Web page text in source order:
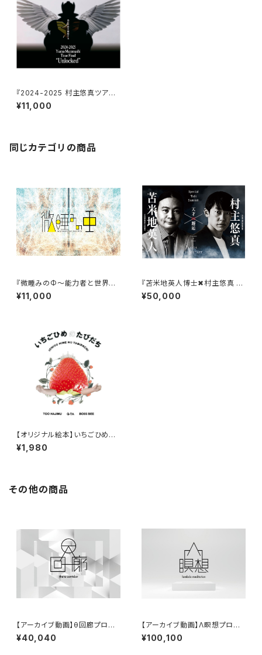
『2024-2025 村主悠真ツアー
ファイナル『Unlocked』』
¥11,000
同じカテゴリの商品
『微睡みのΦ～能力者と世界平
和～』【視聴期限2026年8月15
日まで】
¥11,000
『苫米地英人博士✖村主悠真 特
別対談講演』【視聴期限2026年
8月15日まで】
¥50,000
【オリジナル絵本】いちごひめの
たびだち
¥1,980
その他の商品
【アーカイブ動画】θ回廊プログ
ラム（第2期/6回払い）1/15~
¥40,040
【アーカイブ動画】Λ瞑想プログ
ラム(第2期/6回払い)1/15~
¥100,100